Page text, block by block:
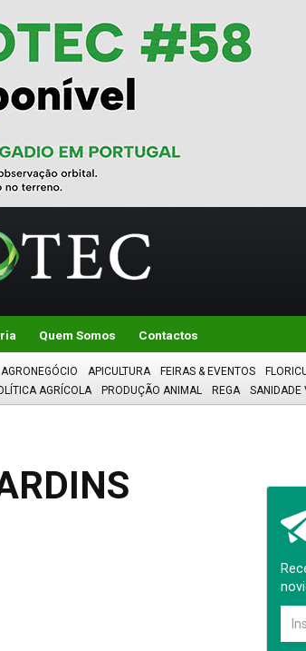
Quem Somos Contactos
AGRONEGÓCIO APICULTURA FEIRAS & EVENTOS
AGRÍCOLA PRODUÇÃO ANIMAL REGA SANIDADE